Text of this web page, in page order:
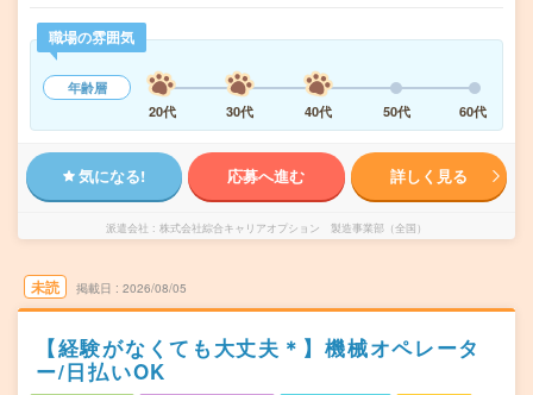
職場の雰囲気
年齢層
20代
30代 40代 50代 60代
気になる! 応募へ進む 詳しく見る
派遣会社 株式会社綜合キャリアオプション 製造事業部（全国）
未読 掲載日 2026/08/05
【経験がなくても大丈夫＊】機械オペレータ
ー/日払いOK